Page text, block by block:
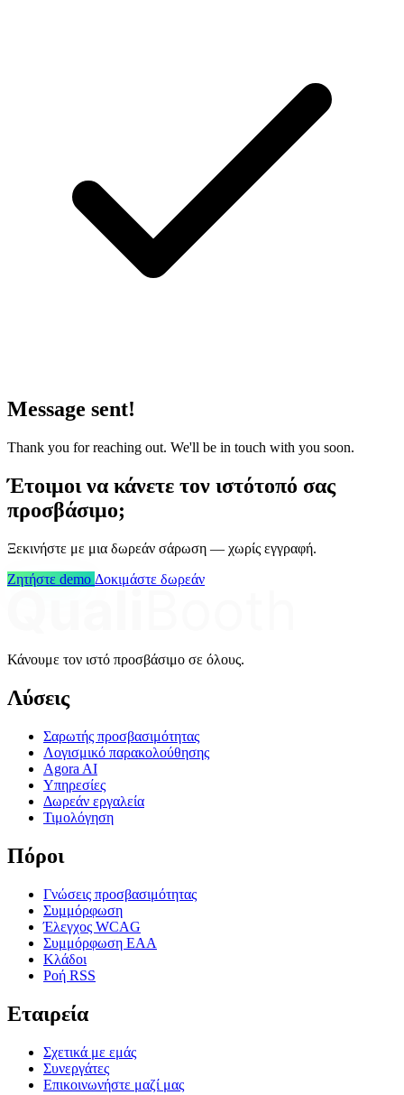
Message sent!
Thank you for reaching out. We'll be in touch with you soon.
Έτοιμοι να κάνετε τον ιστότοπό σας
προσβάσιμο;
Ξεκινήστε με μια δωρεάν σάρωση — χωρίς εγγραφή.
Ζητήστε demo Δοκιμάστε δωρεάν
Κάνουμε τον ιστό προσβάσιμο σε όλους.
Λύσεις
Σαρωτής προσβασιμότητας
Λογισμικό παρακολούθησης
Agora AI
Υπηρεσίες
Δωρεάν εργαλεία
Τιμολόγηση
Πόροι
Γνώσεις προσβασιμότητας
Συμμόρφωση
Έλεγχος WCAG
Συμμόρφωση EAA
Κλάδοι
Ροή RSS
Εταιρεία
Σχετικά με εμάς
Συνεργάτες
Επικοινωνήστε μαζί μας